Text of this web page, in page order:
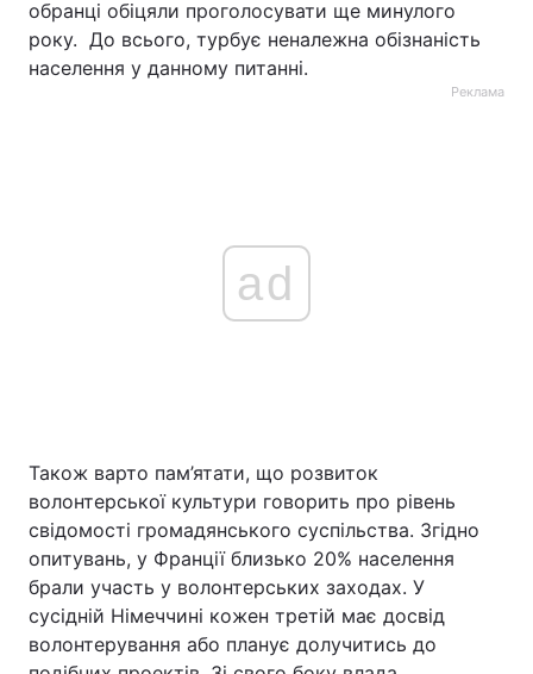
обранці обіцяли проголосувати ще минулого
року. До всього, турбує неналежна обізнаність
населення у данному питанні.
Реклама
ad
Також варто пам’ятати, що розвиток
волонтерської культури говорить про рівень
свідомості громадянського суспільства. Згідно
опитувань, у Франції близько 20% населення
брали участь у волонтерських заходах. У
сусідній Німеччині кожен третій має досвід
волонтерування або планує долучитись до